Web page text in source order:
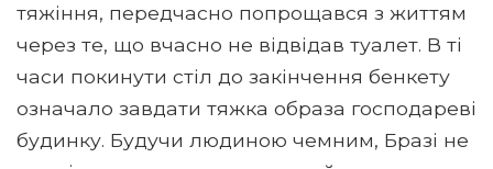
тяжіння, передчасно попрощався з життям
через те, що вчасно не відвідав туалет. В ті
часи покинути стіл до закінчення бенкету
означало завдати тяжка образа господареві
будинку. Будучи людиною чемним, Бразі не